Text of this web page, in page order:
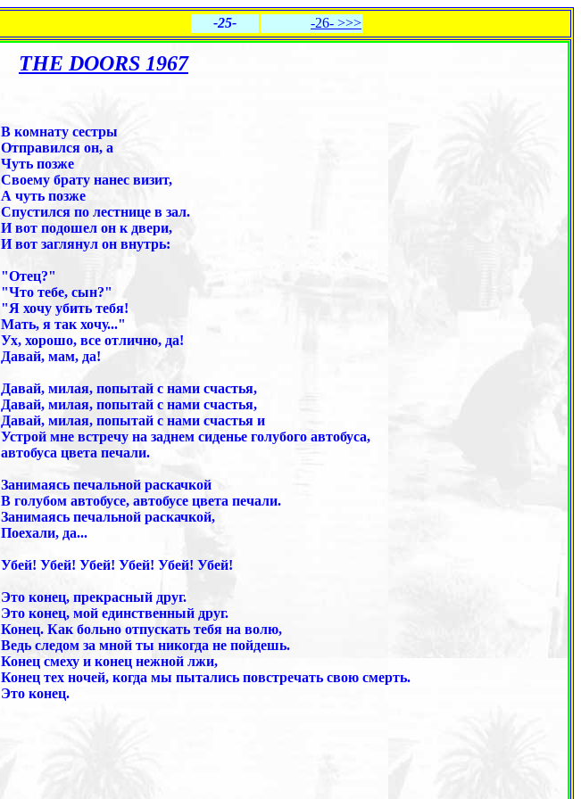
-25- -26- >>>
THE DOORS 1967
В комнату сестры
Отправился он, а
Чуть позже
Своему брату нанес визит,
А чуть позже
Спустился по лестнице в зал.
И вот подошел он к двери,
И вот заглянул он внутрь:
"Отец?"
"Что тебе, сын?"
"Я хочу убить тебя!
Мать, я так хочу..."
Ух, хорошо, все отлично, да!
Давай, мам, да!
Давай, милая, попытай с нами счастья,
Давай, милая, попытай с нами счастья,
Давай, милая, попытай с нами счастья и
Устрой мне встречу на заднем сиденье голубого автобуса,
автобуса цвета печали.
Занимаясь печальной раскачкой
В голубом автобусе, автобусе цвета печали.
Занимаясь печальной раскачкой,
Поехали, да...
Убей! Убей! Убей! Убей! Убей! Убей!
Это конец, прекрасный друг.
Это конец, мой единственный друг.
Конец. Как больно отпускать тебя на волю,
Ведь следом за мной ты никогда не пойдешь.
Конец смеху и конец нежной лжи,
Конец тех ночей, когда мы пытались повстречать свою смерть.
Это конец.